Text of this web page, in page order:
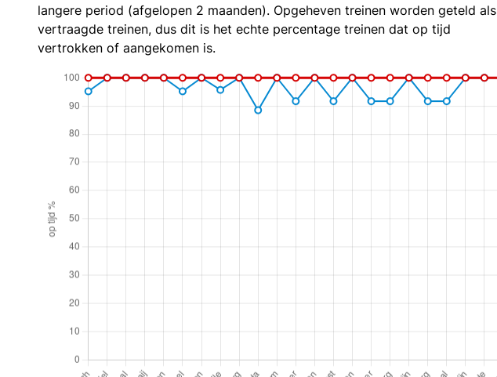
langere period (afgelopen 2 maanden). Opgeheven treinen worden geteld als
vertraagde treinen, dus dit is het echte percentage treinen dat op tijd
vertrokken of aangekomen is.